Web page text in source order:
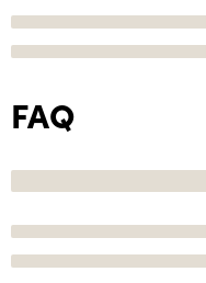
FAQ